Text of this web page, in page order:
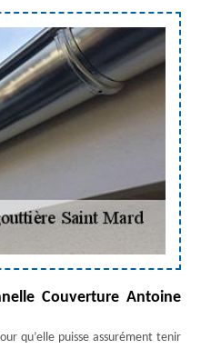
Couverture Antoine
qu’elle puisse assurément tenir